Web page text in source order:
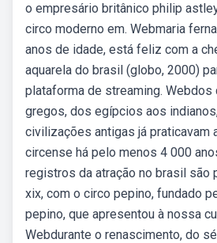
o empresário britânico philip
circo moderno em. Webmaria
anos de idade, está feliz com a
aquarela do brasil (globo, 2000)
plataforma de streaming. Webdos
gregos, dos egípcios aos
civilizações antigas já praticavam
circense há pelo menos 4 000
registros da atração no brasil são
xix, com o circo pepino, fundado
pepino, que apresentou à nossa
Webdurante o renascimento, do